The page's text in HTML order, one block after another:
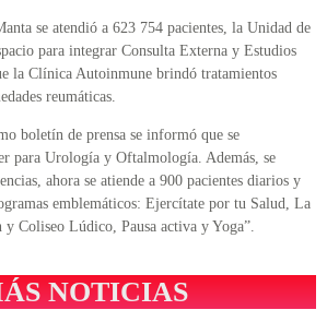
se atendió a 623 754 pacientes, la Unidad de
para integrar Consulta Externa y Estudios
la Clínica Autoinmune brindó tratamientos
reumáticas.
boletín de prensa se informó que se
para Urología y Oftalmología. Además, se
ahora se atiende a 900 pacientes diarios y
emblemáticos: Ejercítate por tu Salud, La
Coliseo Lúdico, Pausa activa y Yoga”.
NOTICIAS